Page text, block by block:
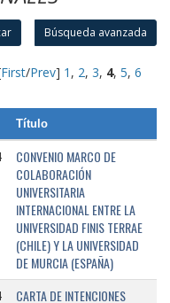
Búsqueda avanzada
First/Prev] 1 , 2, 3, 4, 5, 6
Título
CONVENIO MARCO DE
COLABORACIÓN
UNIVERSITARIA
INTERNACIONAL ENTRE LA
UNIVERSIDAD FINIS TERRAE
(CHILE) Y LA UNIVERSIDAD
DE MURCIA (ESPAÑA)
CARTA DE INTENCIONES